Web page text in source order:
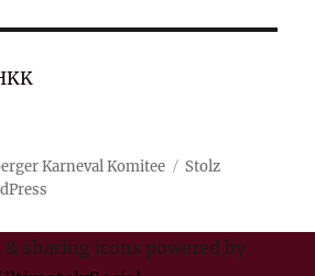
Karneval Komitee
Stolz
& sharing icons powered by